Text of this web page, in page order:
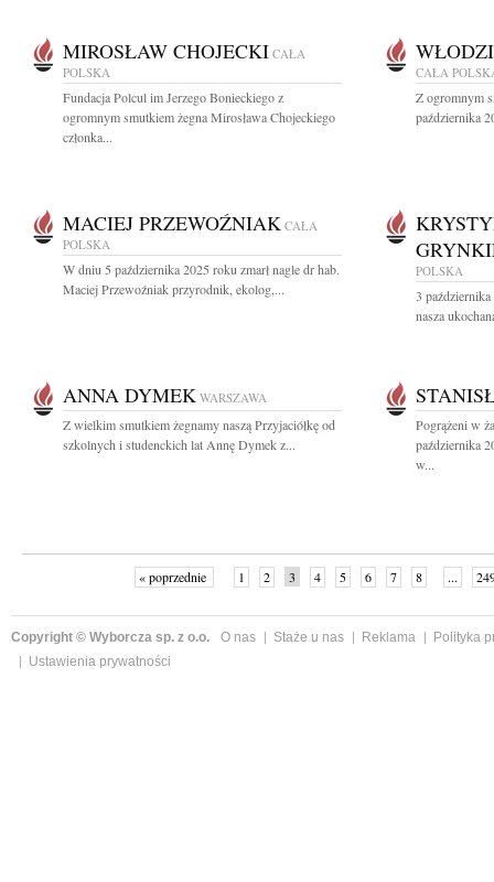
MIROSŁAW CHOJECKI CAŁA
POLSKA
Fundacja Polcul im Jerzego Bonieckiego z
ogromnym smutkiem żegna Mirosława Chojeckiego
członka...
CAŁA
Z ogromnym
października
MACIEJ PRZEWOŹNIAK CAŁA
POLSKA
W dniu 5 października 2025 roku zmarł nagle dr hab.
Maciej Przewoźniak przyrodnik, ekolog,...
POLSKA
3
nasza
ANNA DYMEK WARSZAWA
Z wielkim smutkiem żegnamy naszą Przyjaciółkę od
szkolnych i studenckich lat Annę Dymek z...
Pogrążeni w
października
w...
« poprzednie 1 2 3 4 5 6 7 8 ...
Copyright © Wyborcza sp. z o.o. O nas Staże u nas Reklama
Polityka
Ustawienia prywatności